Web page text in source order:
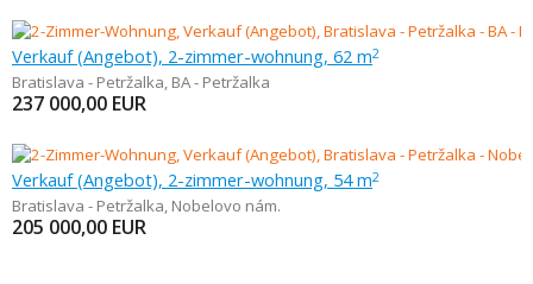
Verkauf (Angebot), 2-zimmer-wohnung, 62 m2
Bratislava - Petržalka, BA - Petržalka
237 000,00 EUR
Verkauf (Angebot), 2-zimmer-wohnung, 54 m2
Bratislava - Petržalka, Nobelovo nám.
205 000,00 EUR